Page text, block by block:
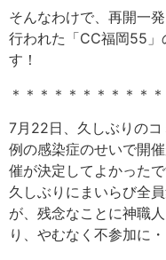
そんなわけで、再開一
行われた「CC福岡55」
す！
＊＊＊＊＊＊＊＊＊＊＊
7月22日、久しぶりのコ
例の感染症のせいで開
催が決定してよかったで
久しぶりにまいらび全
が、残念なことに神職
り、やむなく不参加に